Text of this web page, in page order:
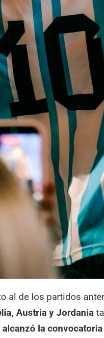
al de los partidos
Austria y Jordania
alcanzó la